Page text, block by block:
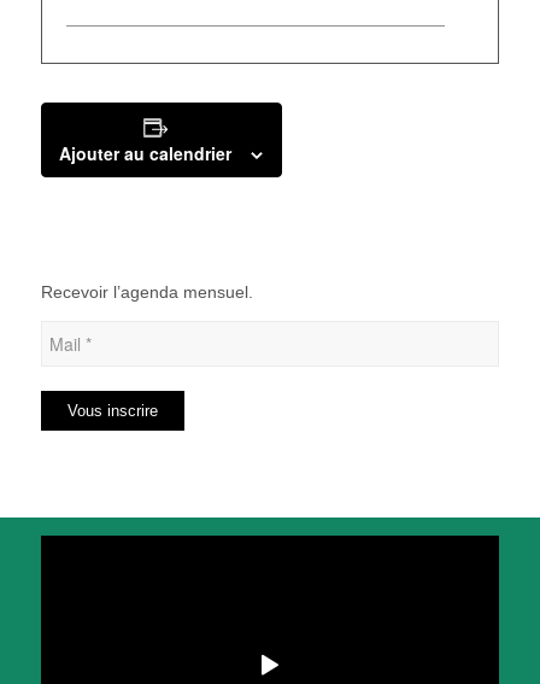
Ajouter au calendrier
Recevoir l’agenda mensuel.